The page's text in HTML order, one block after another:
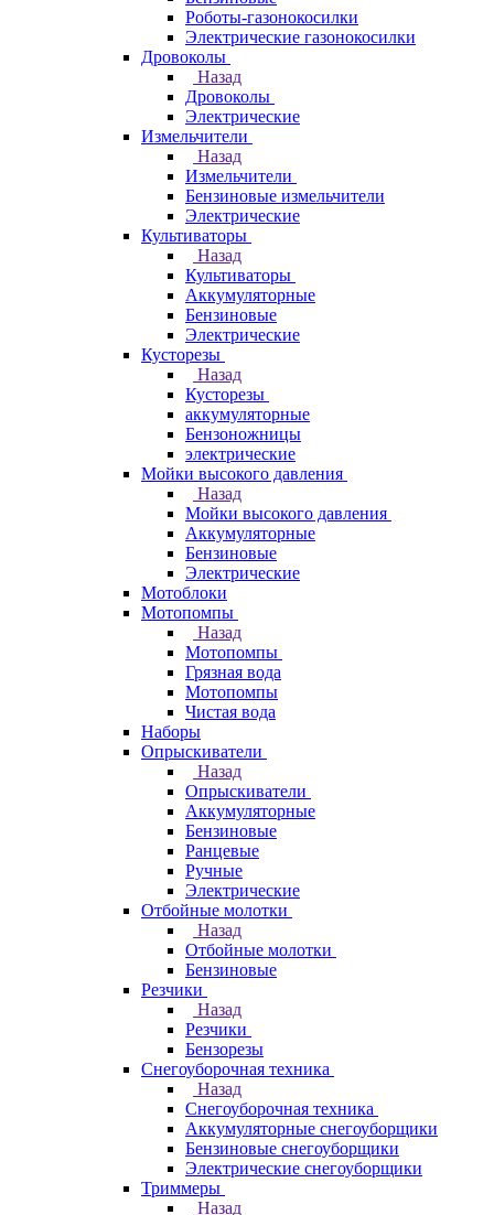
Роботы-газонокосилки
Электрические газонокосилки
Дровоколы
Назад
Дровоколы
Электрические
Измельчители
Назад
Измельчители
Бензиновые измельчители
Электрические
Культиваторы
Назад
Культиваторы
Аккумуляторные
Бензиновые
Электрические
Кусторезы
Назад
Кусторезы
аккумуляторные
Бензоножницы
электрические
Мойки высокого давления
Назад
Мойки высокого давления
Аккумуляторные
Бензиновые
Электрические
Мотоблоки
Мотопомпы
Назад
Мотопомпы
Грязная вода
Мотопомпы
Чистая вода
Наборы
Опрыскиватели
Назад
Опрыскиватели
Аккумуляторные
Бензиновые
Ранцевые
Ручные
Электрические
Отбойные молотки
Назад
Отбойные молотки
Бензиновые
Резчики
Назад
Резчики
Бензорезы
Снегоуборочная техника
Назад
Снегоуборочная техника
Аккумуляторные снегоуборщики
Бензиновые снегоуборщики
Электрические снегоуборщики
Триммеры
Назад